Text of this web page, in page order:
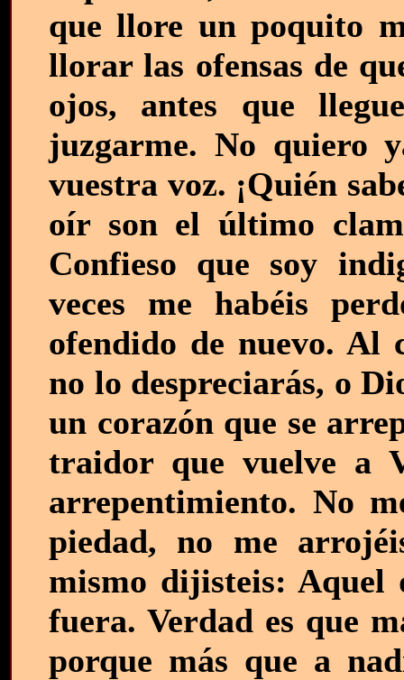
que llore un poquito
llorar las ofensas de
ojos, antes que
juzgarme. No quiero
vuestra voz. ¡Quién
oír son el último
Confieso que soy
veces me habéis
ofendido de nuevo. Al
no lo despreciarás, o
un corazón que se
traidor que vuelve a
arrepentimiento. No
piedad, no me
mismo dijisteis: Aquel
fuera. Verdad es que
porque más que a